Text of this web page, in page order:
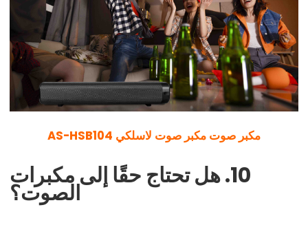
مكبر صوت مكبر صوت لاسلكي AS-HSB104
10. هل تحتاج حقًا إلى مكبرات
الصوت؟